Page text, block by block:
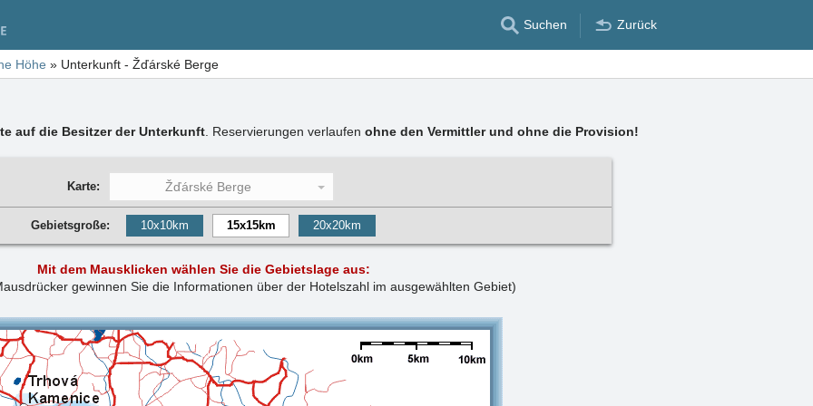
Suchen Zurück
Höhe » Unterkunft - Žďárské Berge
auf die Besitzer der Unterkunft. Reservierungen verlaufen ohne den Vermittler und ohne die Provision!
Karte: Žďárské Berge
Gebietsgroße: 10x10km 15x15km 20x20km
Mit dem Mausklicken wählen Sie die Gebietslage aus:
gewinnen Sie die Informationen über der Hotelszahl im ausgewählten Gebiet)